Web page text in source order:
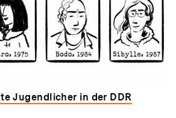
Jugendlicher in der DDR